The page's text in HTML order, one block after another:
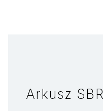
Arkusz SBR